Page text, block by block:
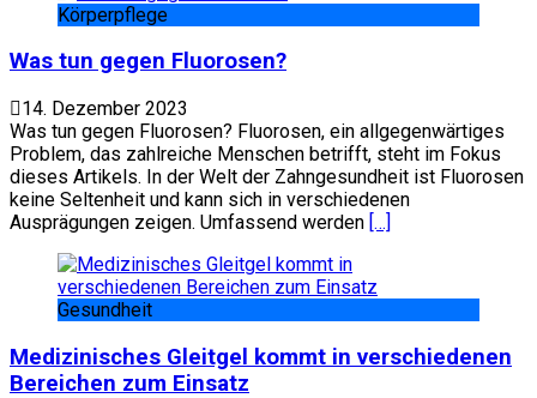
Körperpflege
Was tun gegen Fluorosen?
14. Dezember 2023
Was tun gegen Fluorosen? Fluorosen, ein allgegenwärtiges
Problem, das zahlreiche Menschen betrifft, steht im Fokus
dieses Artikels. In der Welt der Zahngesundheit ist Fluorosen
keine Seltenheit und kann sich in verschiedenen
Ausprägungen zeigen. Umfassend werden […]
Gesundheit
Medizinisches Gleitgel kommt in verschiedenen
Bereichen zum Einsatz